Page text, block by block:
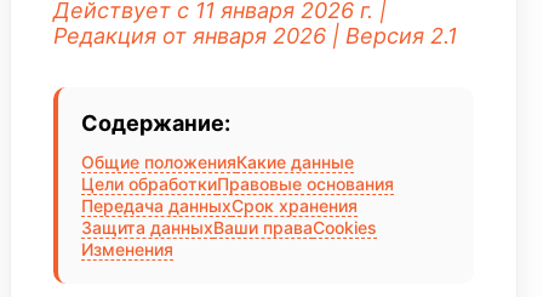
Действует с 11 января 2026 г. |
Редакция от января 2026 | Версия 2.1
Содержание:
Общие положенияКакие данные
Цели обработкиПравовые основания
Передача данныхСрок хранения
Защита данныхВаши праваCookies
Изменения